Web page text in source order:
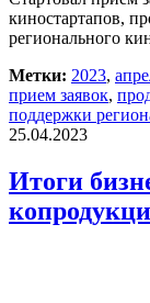
киностартапов,
регионального
Метки: 2023,
прием заявок,
поддержки
25.04.2023
Итоги